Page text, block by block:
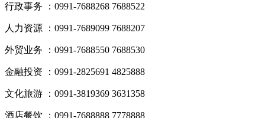
行政事务 ：0991-7688268 7688522
人力资源 ：0991-7689099 7688207
外贸业务 ：0991-7688550 7688530
金融投资 ：0991-2825691 4825888
文化旅游 ：0991-3819369 3631358
酒店餐饮 ：0991-7688888 7778888